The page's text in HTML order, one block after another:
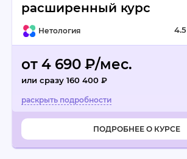
расширенный курс
Нетология 4.5
от 4 690 ₽/мес.
или сразу 160 400 ₽
ПОДРОБНЕЕ О КУРСЕ